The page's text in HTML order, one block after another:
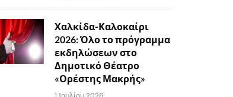
Χαλκίδα-Καλοκαίρι
2026: Όλο το πρόγραμμα
εκδηλώσεων στο
Δημοτικό Θέατρο
«Ορέστης Μακρής»